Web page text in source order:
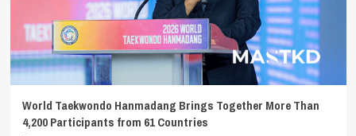
World Taekwondo Hanmadang Brings Together More Than
4,200 Participants from 61 Countries